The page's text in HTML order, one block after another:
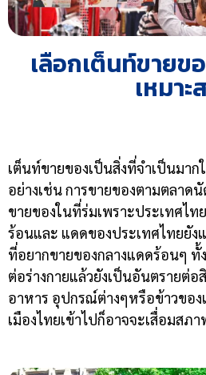
เลือกเต็นท์ขายข
เหมาะ
เต็นท์ขายของเป็นสิ่งที่จำเป็นมาก
อย่างเช่น การขายของตามตลาดนั
ขายของในที่ร่มเพราะประเทศไ
ร้อนและ แดดของประเทศไทยยัง
ที่อยากขายของกลางแดดร้อนๆ ทั้
ต่อร่างกายแล้วยังเป็นอันตรายต่อ
อาหาร อุปกรณ์ต่างๆหรือข้าวของ
เมืองไทยเข้าไปก็อาจจะเสื่อมสภา